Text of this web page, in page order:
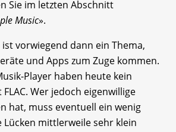
Sie im letzten Abschnitt
Music».
vorwiegend dann ein Thema,
und Apps zum Zuge kommen.
Player haben heute kein
Wer jedoch eigenwillige
hat, muss eventuell ein wenig
Lücken mittlerweile sehr klein